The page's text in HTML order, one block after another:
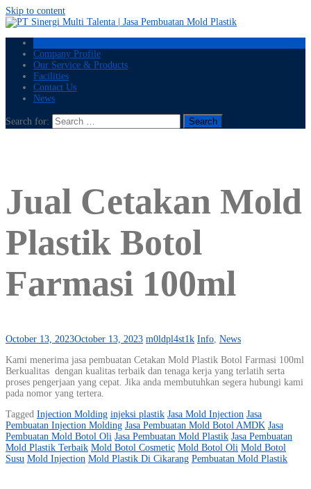
Skip to content
Company Profile
Our Service & Products
Facilities
Contact Us
News
Search for:
Jual Cetakan Mold
Plastik Botol
Farmasi 100ml
October 13, 2023October 13, 2023 m0ldpl4st1k Info, News
Kami menerima jasa pembuatan Cetakan Mold Plastik Botol Farmasi 100ml
Berkualitas dengan kualitas terbaik dan tenaga kerja yang terlatih serta
proses pengerjaan yang cepat. Jika anda membutuhkan segera hubungi kami
pada nomor yang tertera.
Tagged Injection Molding injeksi plastik Jasa Mold Injection Jasa
Pembuatan Injection Molding Jasa Pembuatan Mold Botol AMDK Jasa
Pembuatan Mold Botol Oli Jasa Pembuatan Mold Plastik Jasa Pembuatan
Mold Plastik Terbaik Mold Botol Cosmetic Mold Botol Oli Mold Botol
Susu Mold Injection Mold Plastik Di Cikarang Pembuatan Mold Plastik